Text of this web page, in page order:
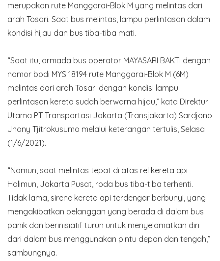
merupakan rute Manggarai-Blok M yang melintas dari
arah Tosari. Saat bus melintas, lampu perlintasan dalam
kondisi hijau dan bus tiba-tiba mati.
“Saat itu, armada bus operator MAYASARI BAKTI dengan
nomor bodi MYS 18194 rute Manggarai-Blok M (6M)
melintas dari arah Tosari dengan kondisi lampu
perlintasan kereta sudah berwarna hijau,” kata Direktur
Utama PT Transportasi Jakarta (Transjakarta) Sardjono
Jhony Tjitrokusumo melalui keterangan tertulis, Selasa
(1/6/2021).
“Namun, saat melintas tepat di atas rel kereta api
Halimun, Jakarta Pusat, roda bus tiba-tiba terhenti.
Tidak lama, sirene kereta api terdengar berbunyi, yang
mengakibatkan pelanggan yang berada di dalam bus
panik dan berinisiatif turun untuk menyelamatkan diri
dari dalam bus menggunakan pintu depan dan tengah,”
sambungnya.